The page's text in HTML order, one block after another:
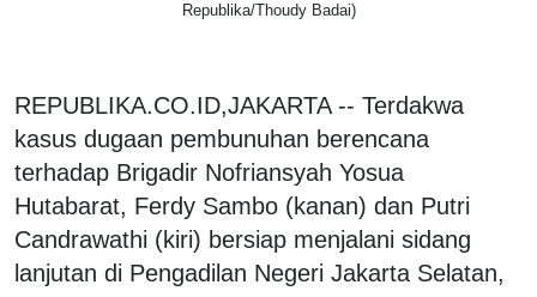
Republika/Thoudy Badai)
REPUBLIKA.CO.ID,JAKARTA -- Terdakwa
kasus dugaan pembunuhan berencana
terhadap Brigadir Nofriansyah Yosua
Hutabarat, Ferdy Sambo (kanan) dan Putri
Candrawathi (kiri) bersiap menjalani sidang
lanjutan di Pengadilan Negeri Jakarta Selatan,